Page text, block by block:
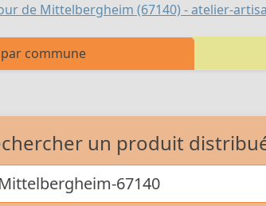
de Mittelbergheim (67140) - atelier-
commune
un produit